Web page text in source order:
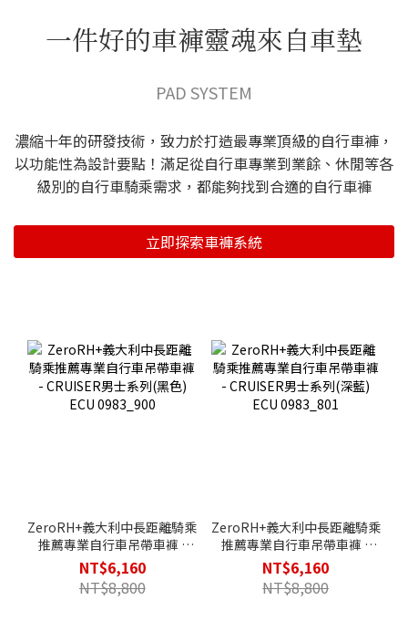
一件好的車褲靈魂來自車墊
PAD SYSTEM
濃縮十年的研發技術，致力於打造最專業頂級的自行車褲，
以功能性為設計要點！滿足從自行車專業到業餘、休閒等各
級別的自行車騎乘需求，都能夠找到合適的自行車褲
立即探索車褲系統
ZeroRH+義大利中長距離騎乘
推薦專業自行車吊帶車褲 -
CRUISER男士系列(黑色) ECU
0983_900
NT$6,160
NT$8,800
ZeroRH+義大利中長距離騎乘
推薦專業自行車吊帶車褲 -
CRUISER男士系列(深藍) ECU
0983_801
NT$6,160
NT$8,800